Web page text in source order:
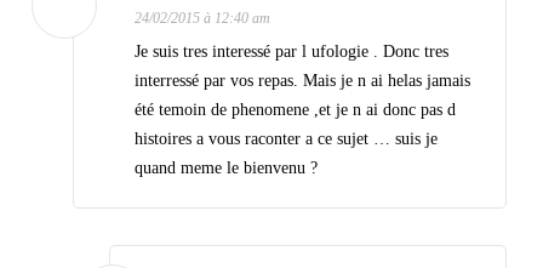
24/02/2015 à 12:40 am
Je suis tres interessé par l ufologie . Donc tres
interressé par vos repas. Mais je n ai helas jamais
été temoin de phenomene ,et je n ai donc pas d
histoires a vous raconter a ce sujet … suis je
quand meme le bienvenu ?